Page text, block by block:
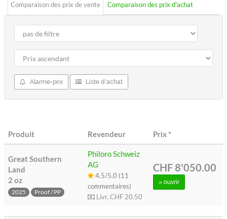
Comparaison des prix de vente Comparaison des prix d'achat
Alarme-prix Liste d'achat
Produit Revendeur Prix*
Great Southern
Land
2 oz
2025 Proof / PP
Philoro Schweiz
AG
4.5/5.0 (11
commentaires)
Livr. CHF 20.50
CHF 8'050.00
» ouvrir